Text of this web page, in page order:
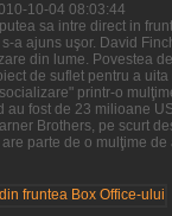
10-04 08:03:44
sa intre direct in
a ajuns uşor. David
din lume. Povestea
de suflet pentru a
printr-o
fost de 23 milioane
Brothers, pe scurt
parte de o mulţime